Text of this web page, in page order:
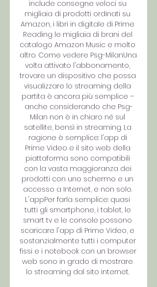
include consegne veloci su
migliaia di prodotti ordinati su
Amazon, i libri in digitale di Prime
Reading le migliaia di brani del
catalogo Amazon Music e molto
altro. Come vedere Psg-MilanUna
volta attivato l'abbonamento,
trovare un dispositivo che possa
visualizzare lo streaming della
partita è ancora più semplice –
anche considerando che Psg-
Milan non è in chiaro né sul
satellite, bensì in streaming. La
ragione è semplice: l'app di
Prime Video e il sito web della
piattaforma sono compatibili
con la vasta maggioranza dei
prodotti con uno schermo e un
accesso a Internet, e non solo.
L'appPer farla semplice: quasi
tutti gli smartphone, i tablet, le
smart tv e le console possono
scaricare l'app di Prime Video, e
sostanzialmente tutti i computer
fissi e i notebook con un browser
web sono in grado di mostrare
lo streaming dal sito internet.